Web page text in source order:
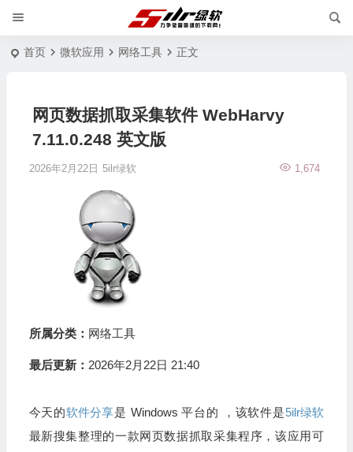
首页 微软应用 网络工具 正文
网页数据抓取采集软件 WebHarvy
7.11.0.248 英文版
2026年2月22日 5ilr绿软 1,674
所属分类： 网络工具
最后更新： 2026年2月22日 21:40
今天的软件分享是 Windows 平台的 ，该软件是5ilr绿软
最新搜集整理的一款网页数据抓取采集程序，该应用可